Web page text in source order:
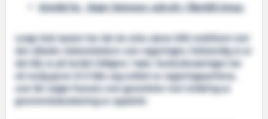
Kronikk fra Roger Sørensen, adm.dir. i Åkerblå Group.
Langs hele kysten har det de siste ukene blitt mobilisert mot
den såkalte «lakseskatten» som regjeringen, fullstendig ut av
det blå, la på bordet tidligere i høst. Havbruksnæringen har
all mulig grunn til å føle seg sviktet av regjeringspartiene,
som før valget framsto som garantister mot innføring av
grunnrentebeskatning av oppdrett.